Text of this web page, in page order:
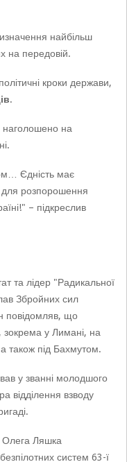
найбільш
на передовій.
кроки держави,
.
наголошено на
Єдність має
для розпорошення
– підкреслив
та лідер "Радикальної
Збройних сил
повідомляв, що
зокрема у Лимані, на
а також під Бахмутом.
у званні молодшого
відділення взводу
Олега Ляшка
систем 63-ї